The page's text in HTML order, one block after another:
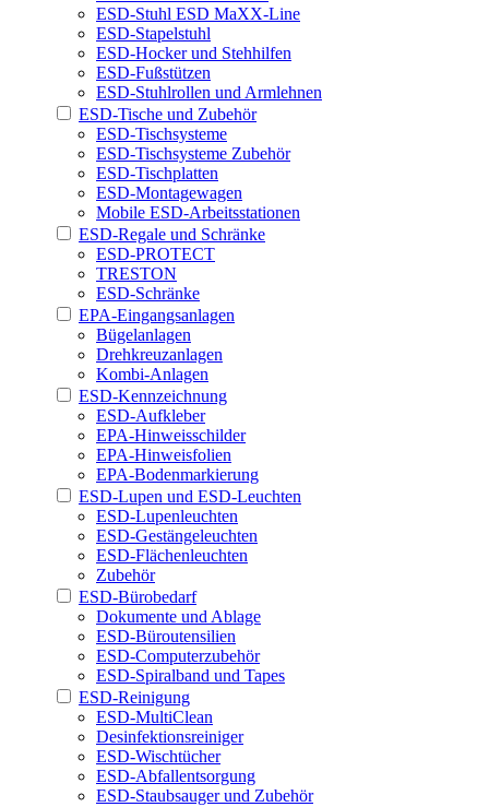
ESD-Stuhl ESD MaXX-Line
ESD-Stapelstuhl
ESD-Hocker und Stehhilfen
ESD-Fußstützen
ESD-Stuhlrollen und Armlehnen
ESD-Tische und Zubehör
ESD-Tischsysteme
ESD-Tischsysteme Zubehör
ESD-Tischplatten
ESD-Montagewagen
Mobile ESD-Arbeitsstationen
ESD-Regale und Schränke
ESD-PROTECT
TRESTON
ESD-Schränke
EPA-Eingangsanlagen
Bügelanlagen
Drehkreuzanlagen
Kombi-Anlagen
ESD-Kennzeichnung
ESD-Aufkleber
EPA-Hinweisschilder
EPA-Hinweisfolien
EPA-Bodenmarkierung
ESD-Lupen und ESD-Leuchten
ESD-Lupenleuchten
ESD-Gestängeleuchten
ESD-Flächenleuchten
Zubehör
ESD-Bürobedarf
Dokumente und Ablage
ESD-Büroutensilien
ESD-Computerzubehör
ESD-Spiralband und Tapes
ESD-Reinigung
ESD-MultiClean
Desinfektionsreiniger
ESD-Wischtücher
ESD-Abfallentsorgung
ESD-Staubsauger und Zubehör